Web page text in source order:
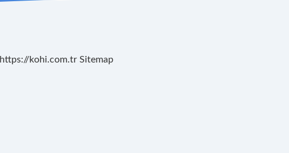
https://kohi.com.tr Sitemap